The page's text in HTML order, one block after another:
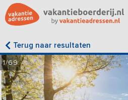
Terug naar resultaten
1/69